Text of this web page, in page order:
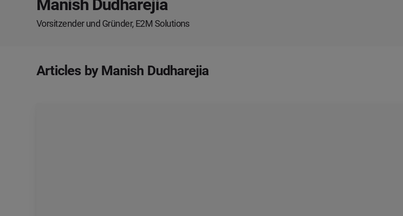
Manish Dudharejia
Vorsitzender und Gründer, E2M Solutions
Articles by Manish Dudharejia